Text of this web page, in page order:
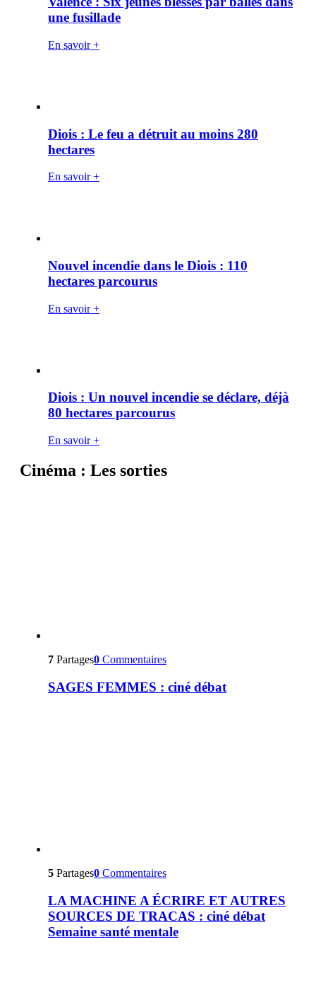
une fusillade
En savoir +
Diois : Le feu a détruit au moins 280
hectares
En savoir +
Nouvel incendie dans le Diois : 110
hectares parcourus
En savoir +
Diois : Un nouvel incendie se déclare, déjà
80 hectares parcourus
En savoir +
Cinéma : Les sorties
7 Partages0 Commentaires
SAGES FEMMES : ciné débat
5 Partages0 Commentaires
LA MACHINE A ÉCRIRE ET AUTRES
SOURCES DE TRACAS : ciné débat
Semaine santé mentale